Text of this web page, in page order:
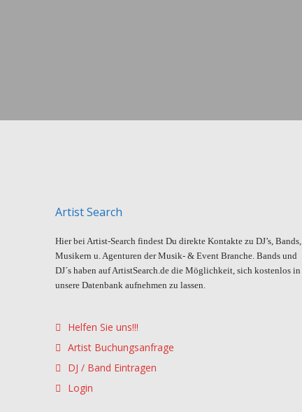
Artist Search
Hier bei Artist-Search findest Du direkte Kontakte zu DJ’s, Bands,
Musikern u. Agenturen der Musik- & Event Branche. Bands und
DJ´s haben auf ArtistSearch.de die Möglichkeit, sich kostenlos in
unsere Datenbank aufnehmen zu lassen.
Helfen Sie uns!!!
Artist Buchungsanfrage
DJ / Band Eintragen
Login